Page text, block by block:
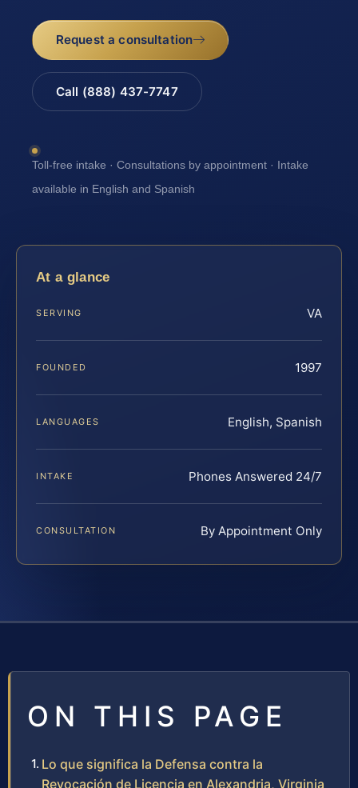
Request a consultation
Call (888) 437-7747
Toll-free intake · Consultations by appointment · Intake
available in English and Spanish
At a glance
SERVING VA
FOUNDED 1997
LANGUAGES English, Spanish
INTAKE Phones Answered 24/7
CONSULTATION By Appointment Only
ON THIS PAGE
Lo que significa la Defensa contra la
Revocación de Licencia en Alexandria, Virginia